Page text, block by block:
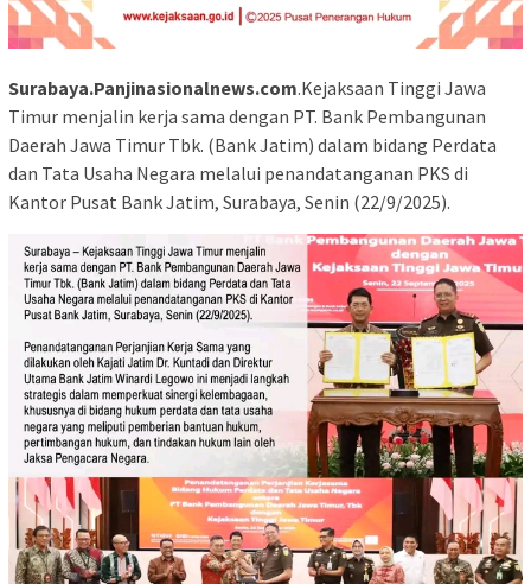
Surabaya.Panjinasionalnews.com.Kejaksaan Tinggi Jawa
Timur menjalin kerja sama dengan PT. Bank Pembangunan
Daerah Jawa Timur Tbk. (Bank Jatim) dalam bidang Perdata
dan Tata Usaha Negara melalui penandatanganan PKS di
Kantor Pusat Bank Jatim, Surabaya, Senin (22/9/2025).